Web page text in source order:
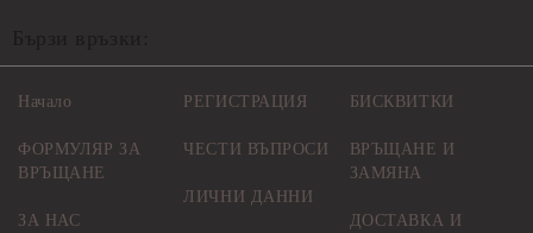
Начало
ФОРМУЛЯР ЗА
ВРЪЩАНЕ
ЗА НАС
РЕГИСТРАЦИЯ
ЧЕСТИ ВЪПРОСИ
ЛИЧНИ ДАННИ
БИСКВИТКИ
ВРЪЩАНЕ И
ЗАМЯНА
ДОСТАВКА И